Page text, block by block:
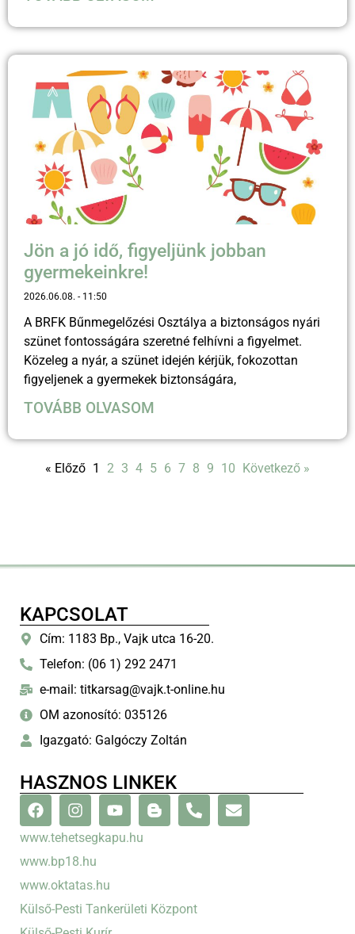
Jön a jó idő, figyeljünk jobban
gyermekeinkre!
2026.06.08. 11:50
A BRFK Bűnmegelőzési Osztálya a biztonságos nyári
szünet fontosságára szeretné felhívni a figyelmet.
Közeleg a nyár, a szünet idején kérjük, fokozottan
figyeljenek a gyermekek biztonságára,
TOVÁBB OLVASOM
« Előző 1 2 3 4 5 6 7 8 9 10 Következő »
KAPCSOLAT
Cím: 1183 Bp., Vajk utca 16-20.
Telefon: (06 1) 292 2471
e-mail: titkarsag@vajk.t-online.hu
OM azonosító: 035126
Igazgató: Galgóczy Zoltán
HASZNOS LINKEK
www.tehetsegkapu.hu
www.bp18.hu
www.oktatas.hu
Külső-Pesti Tankerületi Központ